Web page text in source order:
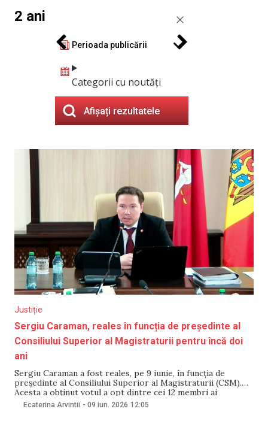
2 ani
Perioada publicării
Categorii cu noutăți
Afișați rezultatele
Justiție
Sergiu Caraman, reales în funcția de președinte al
Consiliului Superior al Magistraturii pentru încă doi
ani
Sergiu Caraman a fost reales, pe 9 iunie, în funcția de
președinte al Consiliului Superior al Magistraturii (CSM).
Acesta a obținut votul a opt dintre cei 12 membri ai
Consiliului și va exercita un nou mandat de doi ani la
Ecaterina Arvintii - 09 iun. 2026 12:05